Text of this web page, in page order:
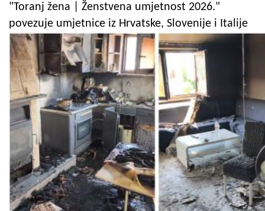
"Toranj žena | Ženstvena umjetnost 2026."
povezuje umjetnice iz Hrvatske, Slovenije i Italije